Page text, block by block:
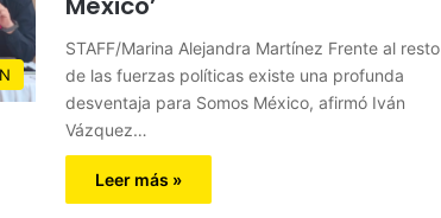
STAFF/Marina Alejandra Martínez Frente al resto
de las fuerzas políticas existe una profunda
desventaja para Somos México, afirmó Iván
Vázquez…
Leer más »